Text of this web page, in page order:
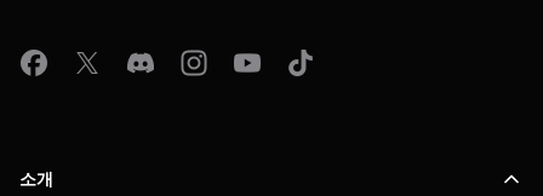
소개